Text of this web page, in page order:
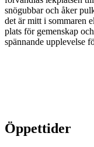
snögubbar och åker
det är mitt i sommaren
plats för gemenskap
spännande upplevelse
Öppettider